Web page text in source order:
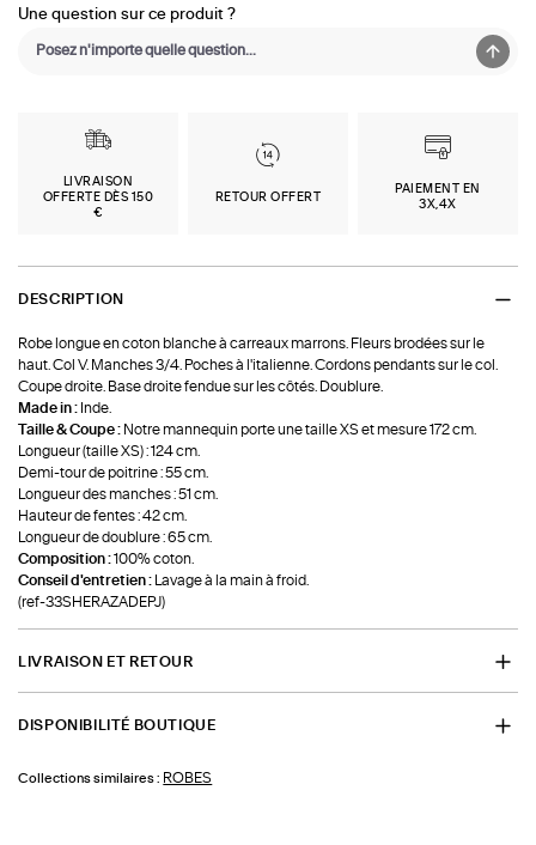
Une question sur ce produit ?
LIVRAISON
OFFERTE DÈS 150
€
RETOUR OFFERT
PAIEMENT EN
3X,4X
DESCRIPTION
Robe longue en coton blanche à carreaux marrons. Fleurs brodées sur le
haut. Col V. Manches 3/4. Poches à l'italienne. Cordons pendants sur le col.
Coupe droite. Base droite fendue sur les côtés. Doublure.
Made in : Inde.
Taille & Coupe : Notre mannequin porte une taille XS et mesure 172 cm.
Longueur (taille XS) : 124 cm.
Demi-tour de poitrine : 55 cm.
Longueur des manches : 51 cm.
Hauteur de fentes : 42 cm.
Longueur de doublure : 65 cm.
Composition :100% coton.
Conseil d'entretien :
Lavage à la main à froid.
(ref-33SHERAZADEPJ)
LIVRAISON ET RETOUR
DISPONIBILITÉ BOUTIQUE
Collections similaires : ROBES